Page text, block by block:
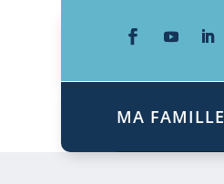
MA FAMILLE